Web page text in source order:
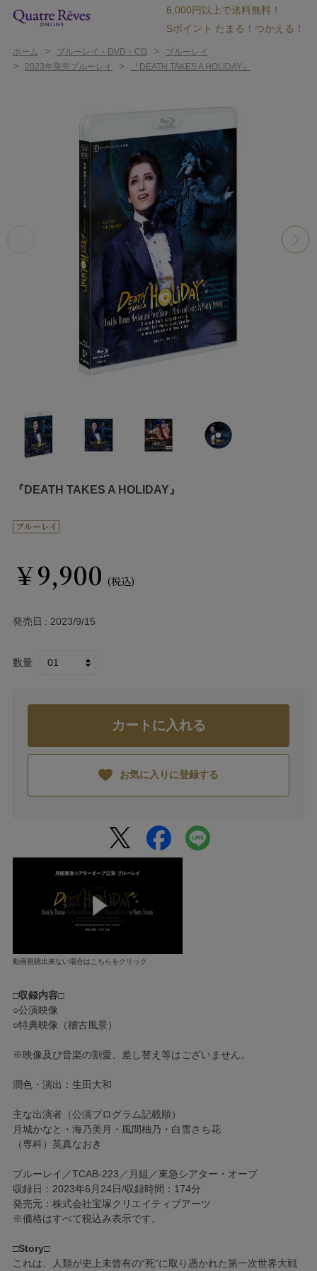
6,000円以上で送料無料！
Sポイント たまる！つかえる！
ホーム > ブルーレイ・DVD・CD > ブルーレイ
> 2023年発売ブルーレイ > 『DEATH TAKES A HOLIDAY』
『DEATH TAKES A HOLIDAY』
￥9,900 (税込)
発売日 2023/9/15
数量
カートに入れる
お気に入りに登録する
動画視聴出来ない場合はこちらをクリック
□収録内容□
○公演映像
○特典映像（稽古風景）
※映像及び音楽の割愛、差し替え等はございません。
潤色・演出：生田大和
主な出演者（公演プログラム記載順）
月城かなと・海乃美月・風間柚乃・白雪さち花
（専科）英真なおき
ブルーレイ／TCAB-223／月組／東急シアター・オーブ
収録日：2023年6月24日/収録時間：174分
発売元：株式会社宝塚クリエイティブアーツ
※価格はすべて税込み表示です。
□Story□
これは、人類が史上未曾有の“死”に取り憑かれた第一次世界大戦